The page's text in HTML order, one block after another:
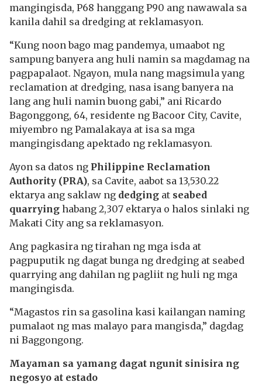
mangingisda, P68 hanggang P90 ang nawawala sa
kanila dahil sa dredging at reklamasyon.
“Kung noon bago mag pandemya, umaabot ng
sampung banyera ang huli namin sa magdamag na
pagpapalaot. Ngayon, mula nang magsimula yang
reclamation at dredging, nasa isang banyera na
lang ang huli namin buong gabi,” ani Ricardo
Bagonggong, 64, residente ng Bacoor City, Cavite,
miyembro ng Pamalakaya at isa sa mga
mangingisdang apektado ng reklamasyon.
Ayon sa datos ng Philippine Reclamation
Authority (PRA), sa Cavite, aabot sa 13,530.22
ektarya ang saklaw ng dedging at seabed
quarrying habang 2,307 ektarya o halos sinlaki ng
Makati City ang sa reklamasyon.
Ang pagkasira ng tirahan ng mga isda at
pagpuputik ng dagat bunga ng dredging at seabed
quarrying ang dahilan ng pagliit ng huli ng mga
mangingisda.
“Magastos rin sa gasolina kasi kailangan naming
pumalaot ng mas malayo para mangisda,” dagdag
ni Baggongong.
Mayaman sa yamang dagat ngunit sinisira ng
negosyo at estado